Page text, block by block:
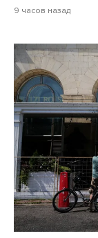
9 часов назад